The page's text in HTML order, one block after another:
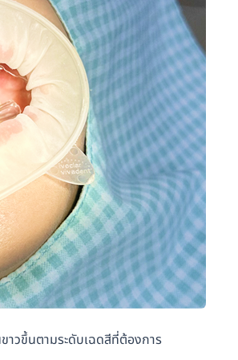
าวขึ้นตามระดับเฉดสีที่ต้องการ